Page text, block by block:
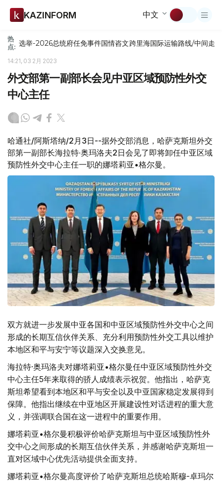
KAZINFORM 中文
热
点: 选举-2026总统府任免事件国情咨文跨里海国际运输路线/中间走廊
14:21, 03 2月 2023
外交部第一副部长会见中亚区域预防性外交
中心主任
哈通社/阿斯塔纳/2月3日--据外交部消息，哈萨克斯坦外交
部第一副部长海拉特·奥玛洛夫2日会见了即将卸任中亚区域
预防性外交中心主任一职的娜塔莉亚•格尔曼。
双方就进一步发展中亚各国和中亚区域预防性外交中心之间
形成的长期互信伙伴关系、充分利用预防性外交工具以维护
本地区和平与安宁等议题深入交换意见。
海拉特·奥玛洛夫对娜塔莉亚•格尔曼任中亚区域预防性外交
中心主任5年来取得的骄人成绩表示祝贺。他指出，哈萨克
斯坦希望看到本地区和平与安全以及中亚国家稳定发展得到
保障。他指出继续在中亚地区开展建设性对话进程的重大意
义，并强调联合国在这一进程中的重要作用。
娜塔莉亚•格尔曼积极评价哈萨克斯坦与中亚区域预防性外
交中心之间形成的长期互信伙伴关系，并感谢哈萨克斯坦一
直对区域中心优先活动提供全面支持。
娜塔莉亚•格尔曼高度评价了哈萨克斯坦总统哈斯穆-卓玛尔